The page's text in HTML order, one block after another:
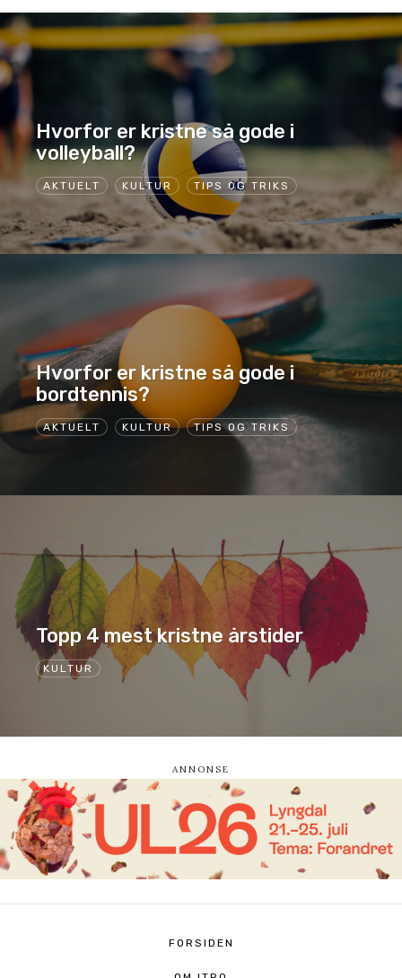
AKTUELT KULTUR TIPS OG TRIKS
Hvorfor er kristne så gode i
volleyball?
AKTUELT KULTUR TIPS OG TRIKS
Hvorfor er kristne så gode i
bordtennis?
KULTUR
Topp 4 mest kristne årstider
FORSIDEN